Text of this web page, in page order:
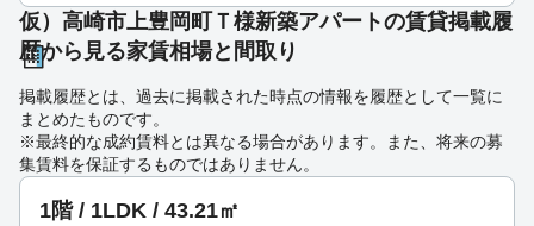
仮）高崎市上豊岡町Ｔ様新築アパートの賃貸掲載履
歴から見る家賃相場と間取り
掲載履歴とは、過去に掲載された時点の情報を履歴として一覧に
まとめたものです。
※最終的な成約賃料とは異なる場合があります。また、将来の募
集賃料を保証するものではありません。
1階 / 1LDK / 43.21㎡